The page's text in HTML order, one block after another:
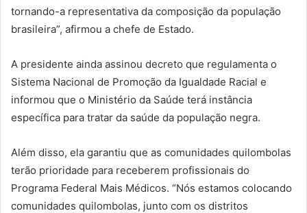
tornando-a representativa da composição da população
brasileira”, afirmou a chefe de Estado.
A presidente ainda assinou decreto que regulamenta o
Sistema Nacional de Promoção da Igualdade Racial e
informou que o Ministério da Saúde terá instância
específica para tratar da saúde da população negra.
Além disso, ela garantiu que as comunidades quilombolas
terão prioridade para receberem profissionais do
Programa Federal Mais Médicos. “Nós estamos colocando
comunidades quilombolas, junto com os distritos